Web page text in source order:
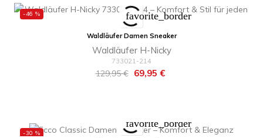
-46 % favorite_border
Waldläufer Damen Sneaker
Waldläufer H-Nicky
733021-214
Regulärer
129,95 € Preis
69,95 €
-30 %
favorite_border